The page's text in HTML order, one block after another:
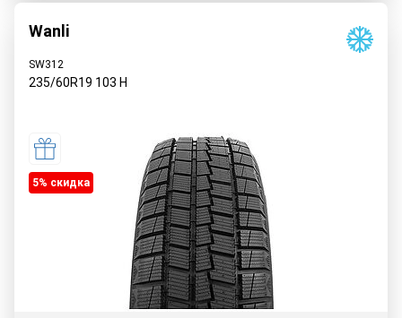
Wanli
SW312
235/60R19 103 H
5% cкидка